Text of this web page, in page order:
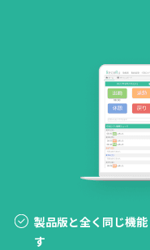
製品版と全く同じ機
す